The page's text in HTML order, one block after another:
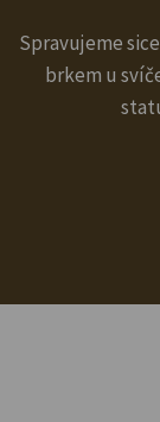
Spravujeme
brkem u